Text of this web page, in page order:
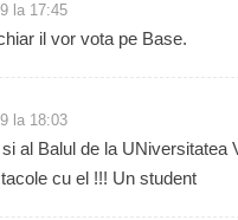
la 17:45
il vor vota pe Base.
la 18:03
al Balul de la
cu el !!! Un student